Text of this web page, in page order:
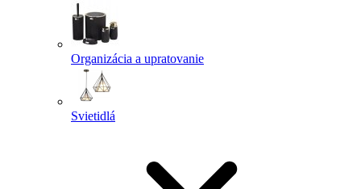
Organizácia a upratovanie
Svietidlá